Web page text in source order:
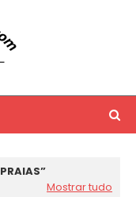
PRAIAS
Mostrar tudo